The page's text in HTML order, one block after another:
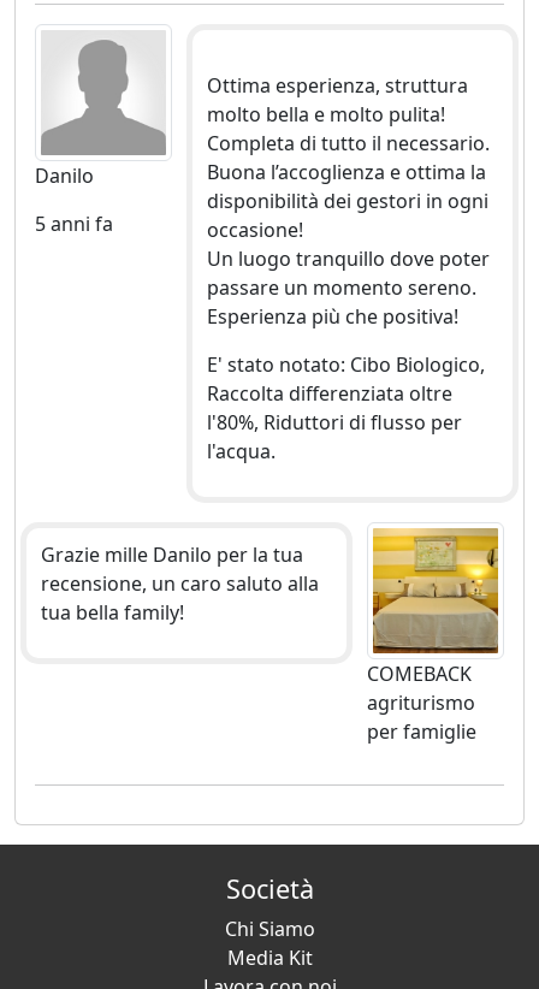
Danilo
5 anni fa
Ottima esperienza, struttura
molto bella e molto pulita!
Completa di tutto il necessario.
Buona l’accoglienza e ottima la
disponibilità dei gestori in ogni
occasione!
Un luogo tranquillo dove poter
passare un momento sereno.
Esperienza più che positiva!
E' stato notato: Cibo Biologico,
Raccolta differenziata oltre
l'80%, Riduttori di flusso per
l'acqua.
Grazie mille Danilo per la tua
recensione, un caro saluto alla
tua bella family!
COMEBACK
agriturismo
per famiglie
Società
Chi Siamo
Media Kit